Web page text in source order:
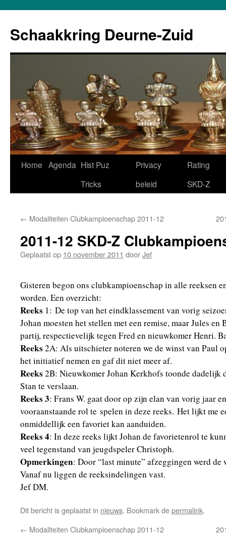
Schaakkring Deurne-Zuid
Ga
inhoud
Home Agenda Hist Puz
Tricks
Privacy
beleid
Rating
SKD-Z
← Modaliteiten Clubkampioenschap 2011-12
2011-12 SKD-Z
Geplaatst op 10 november 2011 doorJef
Gisteren begon ons clubkampioenschap in alle reeksen
worden. Een overzicht:
Reeks 1: De top van het eindklassement van vorig
Johan moesten het stellen met een remise, maar Jules
partij, respectievelijk tegen Fred en nieuwkomer Henri.
Reeks2A: Als uitschieter noteren we de winst van Paul
het initiatief nemen en gaf dit niet meer af.
Reeks2B: Nieuwkomer Johan Kerkhofs toonde dadelijk
Stan te verslaan.
Reeks 3: Frans W. gaat door op zijn elan van vorig jaar
vooraanstaande rol te spelen in deze reeks. Het lijkt me
onmiddellijk een favoriet kan aanduiden.
Reeks 4: In deze reeks lijkt Johan de favorietenrol te
veel tegenstand van jeugdspeler Christoph.
Opmerkingen: Door “last minute” afzeggingen werd
Vanaf nu liggen de reeksindelingen vast.
Jef DM.
Dit bericht is geplaatst in nieuws. Bookmark depermalink.
← Modaliteiten Clubkampioenschap 2011-12